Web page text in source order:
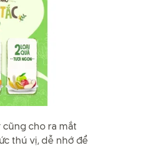
cũng cho ra mắt
thú vị, dễ nhớ để